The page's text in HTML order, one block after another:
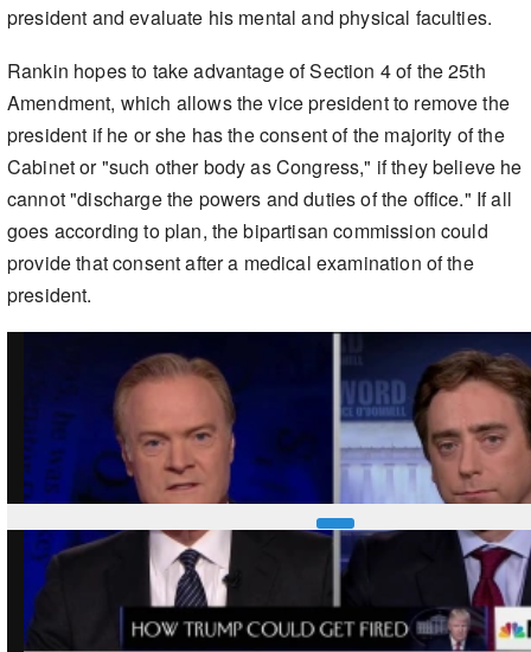
president and evaluate his mental and physical faculties.
Rankin hopes to take advantage of Section 4 of the 25th
Amendment, which allows the vice president to remove the
president if he or she has the consent of the majority of the
Cabinet or "such other body as Congress," if they believe he
cannot "discharge the powers and duties of the office." If all
goes according to plan, the bipartisan commission could
provide that consent after a medical examination of the
president.